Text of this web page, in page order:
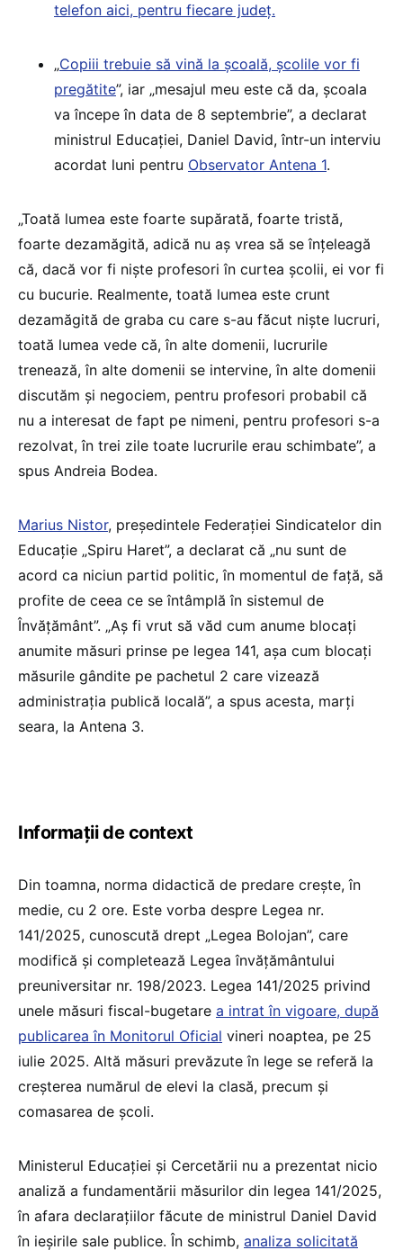
telefon aici, pentru fiecare județ.
„Copiii trebuie să vină la şcoală, școlile vor fi
pregătite”, iar „mesajul meu este că da, școala
va începe în data de 8 septembrie”, a declarat
ministrul Educației, Daniel David, într-un interviu
acordat luni pentru Observator Antena 1.
„Toată lumea este foarte supărată, foarte tristă,
foarte dezamăgită, adică nu aș vrea să se înțeleagă
că, dacă vor fi niște profesori în curtea școlii, ei vor fi
cu bucurie. Realmente, toată lumea este crunt
dezamăgită de graba cu care s-au făcut niște lucruri,
toată lumea vede că, în alte domenii, lucrurile
trenează, în alte domenii se intervine, în alte domenii
discutăm și negociem, pentru profesori probabil că
nu a interesat de fapt pe nimeni, pentru profesori s-a
rezolvat, în trei zile toate lucrurile erau schimbate”, a
spus Andreia Bodea.
Marius Nistor, președintele Federației Sindicatelor din
Educație „Spiru Haret”, a declarat că „nu sunt de
acord ca niciun partid politic, în momentul de față, să
profite de ceea ce se întâmplă în sistemul de
Învățământ”. „Aș fi vrut să văd cum anume blocați
anumite măsuri prinse pe legea 141, așa cum blocați
măsurile gândite pe pachetul 2 care vizează
administrația publică locală”, a spus acesta, marți
seara, la Antena 3.
Informații de context
Din toamna, norma didactică de predare crește, în
medie, cu 2 ore. Este vorba despre Legea nr.
141/2025, cunoscută drept „Legea Bolojan”, care
modifică și completează Legea învățământului
preuniversitar nr. 198/2023. Legea 141/2025 privind
unele măsuri fiscal-bugetare a intrat în vigoare, după
publicarea în Monitorul Oficial vineri noaptea, pe 25
iulie 2025. Altă măsuri prevăzute în lege se referă la
creșterea numărul de elevi la clasă, precum și
comasarea de școli.
Ministerul Educației și Cercetării nu a prezentat nicio
analiză a fundamentării măsurilor din legea 141/2025,
în afara declarațiilor făcute de ministrul Daniel David
în ieșirile sale publice. În schimb, analiza solicitată